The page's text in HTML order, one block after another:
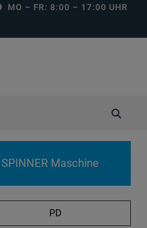
MO – FR: 8:00 – 17:00 UHR
c
ö
f
SPINNER Maschine
PD